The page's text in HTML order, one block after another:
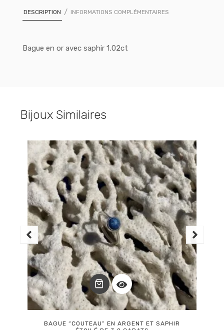
DESCRIPTION INFORMATIONS COMPLÉMENTAIRES
Bague en or avec saphir 1,02ct
Bijoux Similaires
BAGUE “COUTEAU” EN ARGENT ET SAPHIR